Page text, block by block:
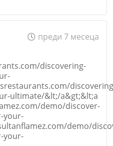
Откажи
преди 7 месеца
discovering-
ultimate/&lt;/a&gt;&lt;a
demo/discover-
your-
demo/
your-